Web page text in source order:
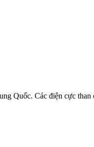
Quốc. Các điện cực